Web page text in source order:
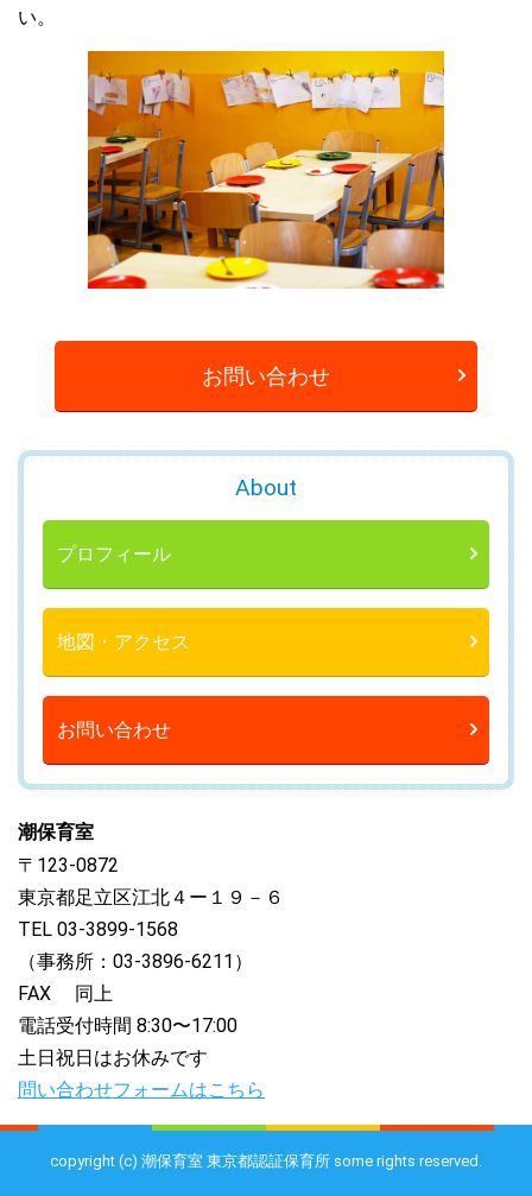
い。
お問い合わせ
About
プロフィール
地図・アクセス
お問い合わせ
潮保育室
〒123-0872
東京都足立区江北４ー１９－６
TEL 03-3899-1568
（事務所：03-3896-6211）
FAX 同上
電話受付時間 8:30〜17:00
土日祝日はお休みです
問い合わせフォームはこちら
copyright (c) 潮保育室 東京都認証保育所 some rights reserved.